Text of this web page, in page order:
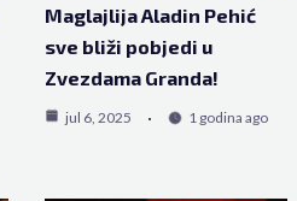
Maglajlija Aladin Pehić
sve bliži pobjedi u
Zvezdama Granda!
jul 6, 2025 1 godina ago